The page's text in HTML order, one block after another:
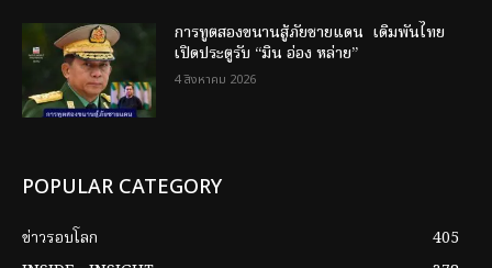
การทูตสองขนานสู้ภัยชายแดน เดิมพันไทย
เปิดประตูรับ “มิน อ่อง หล่าย”
4 สิงหาคม 2026
POPULAR CATEGORY
ข่าวรอบโลก
405